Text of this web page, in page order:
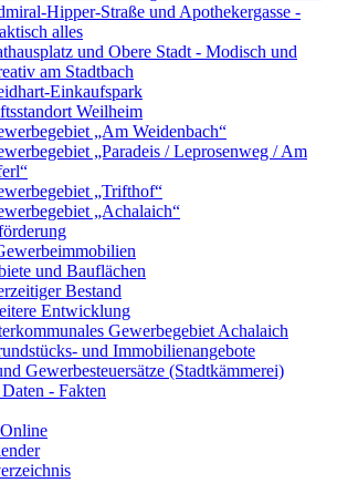
Hipper-Straße und Apothekergasse -
alles
und Obere Stadt - Modisch und
am Stadtbach
Einkaufspark
Weilheim
„Am Weidenbach“
„Paradeis / Leprosenweg / Am
„Trifthof“
„Achalaich“
und Bauflächen
Bestand
Entwicklung
Gewerbegebiet Achalaich
und Immobilienangebote
Gewerbesteuersätze (Stadtkämmerei)
- Fakten